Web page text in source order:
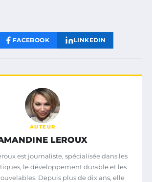
FACEBOOK LINKEDIN
AUTEUR
LEROUX
est journaliste, spécialisée dans les
le développement durable et les
Depuis plus de dix ans, elle